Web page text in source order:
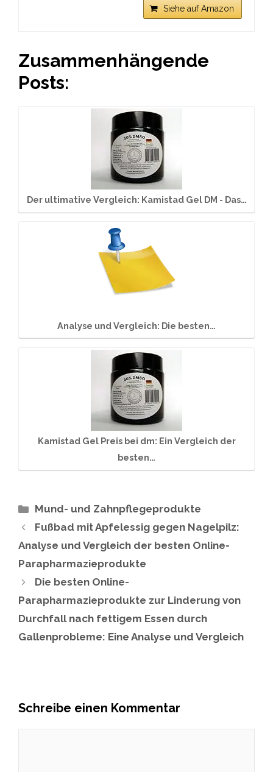
Siehe auf Amazon
Zusammenhängende
Posts:
Der ultimative Vergleich: Kamistad Gel DM - Das…
Analyse und Vergleich: Die besten…
Kamistad Gel Preis bei dm: Ein Vergleich der
besten…
Kategorien
Mund- und Zahnpflegeprodukte
Fußbad mit Apfelessig gegen Nagelpilz:
Analyse und Vergleich der besten Online-
Parapharmazieprodukte
Die besten Online-
Parapharmazieprodukte zur Linderung von
Durchfall nach fettigem Essen durch
Gallenprobleme: Eine Analyse und Vergleich
Schreibe einen Kommentar